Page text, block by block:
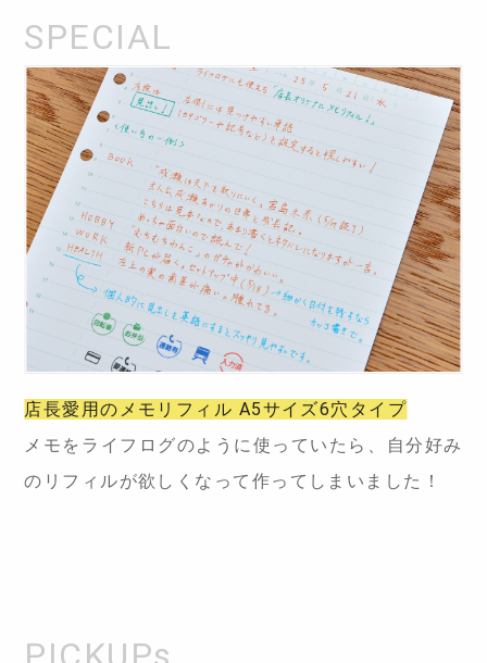
店長愛用のメモリフィル A5サイズ6穴タイプ
メモをライフログのように使っていたら、自分好み
のリフィルが欲しくなって作ってしまいました！